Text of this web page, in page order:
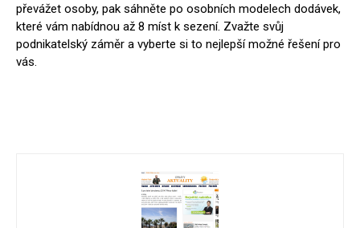
převážet osoby, pak sáhněte po osobních modelech dodávek,
které vám nabídnou až 8 míst k sezení. Zvažte svůj
podnikatelský záměr a vyberte si to nejlepší možné řešení pro
vás.